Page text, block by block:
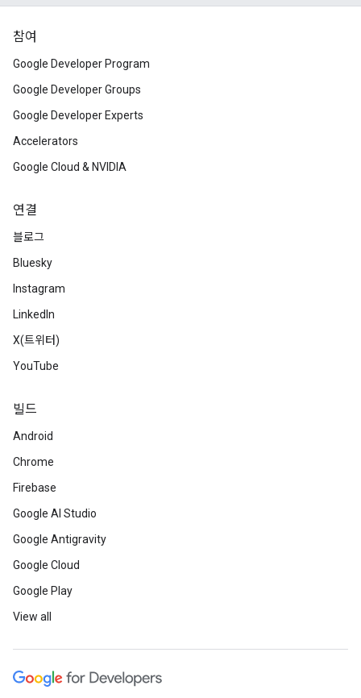
참여
Google Developer Program
Google Developer Groups
Google Developer Experts
Accelerators
Google Cloud & NVIDIA
연결
블로그
Bluesky
Instagram
LinkedIn
X(트위터)
YouTube
빌드
Android
Chrome
Firebase
Google AI Studio
Google Antigravity
Google Cloud
Google Play
View all